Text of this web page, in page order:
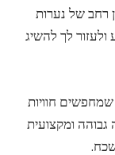
רחב של נערות
ולעזור לך להשיג
שמחפשים חוויות
גבוהה ומקצועית